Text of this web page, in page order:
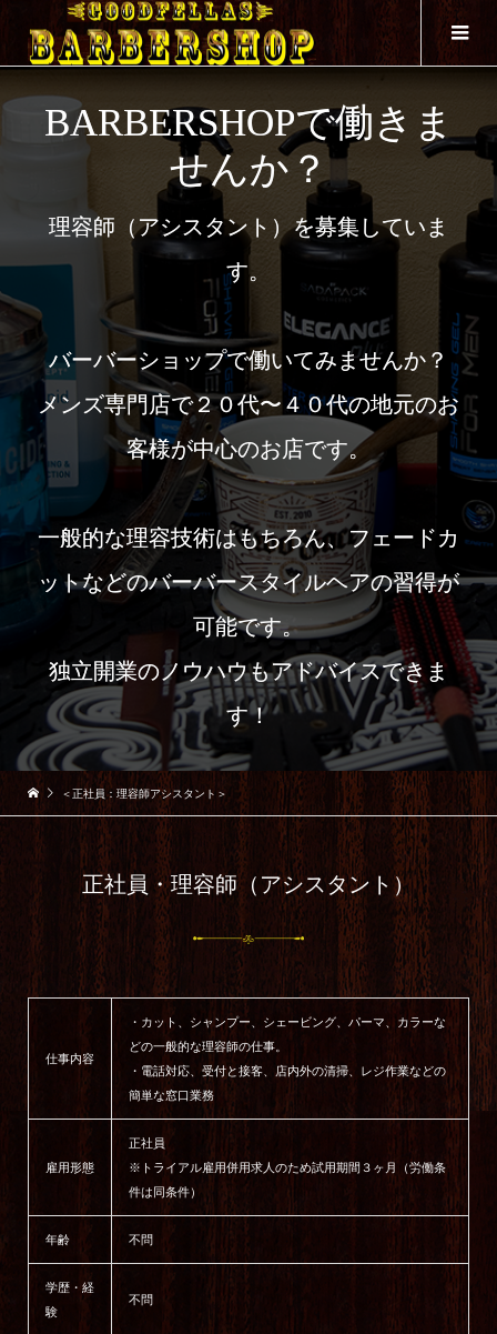
BARBERSHOPで働きま
せんか？
理容師（アシスタント）を募集していま
す。
バーバーショップで働いてみませんか？
メンズ専門店で２０代〜４０代の地元のお
客様が中心のお店です。
一般的な理容技術はもちろん、フェードカ
ットなどのバーバースタイルヘアの習得が
可能です。
独立開業のノウハウもアドバイスできま
す！
＜正社員：理容師アシスタント＞
正社員・理容師（アシスタント）
仕事内容
・カット、シャンプー、シェービング、パーマ、カラーな
どの一般的な理容師の仕事。
・電話対応、受付と接客、店内外の清掃、レジ作業などの
簡単な窓口業務
雇用形態
正社員
※トライアル雇用併用求人のため試用期間３ヶ月（労働条
件は同条件）
年齢 不問
学歴・経
験
不問